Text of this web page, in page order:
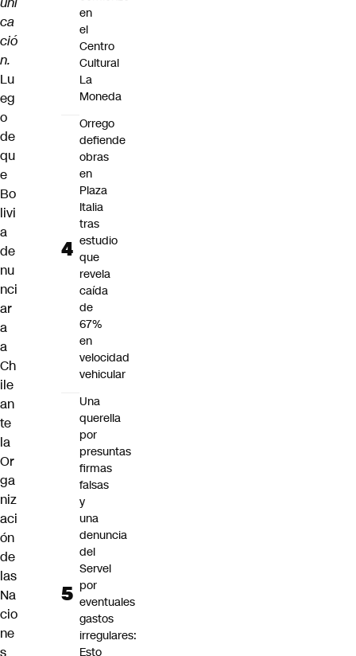
ca
ció
n.
Lu
eg
o
de
qu
e
Bo
livi
a
de
nu
nci
ar
a
a
Ch
ile
an
te
la
Or
ga
niz
aci
ón
de
las
Na
cio
ne
s
en
el
Centro
Cultural
La
Moneda
Orrego
defiende
obras
en
Plaza
Italia
tras
estudio
que
revela
caída
de
67%
en
velocidad
vehicular
Una
querella
por
presuntas
firmas
falsas
y
una
denuncia
del
Servel
por
eventuales
gastos
irregulares:
Esto